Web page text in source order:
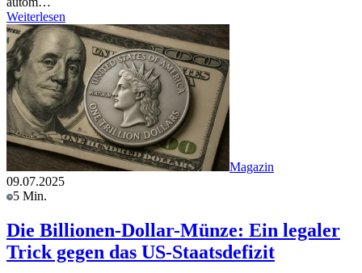
Weiterlesen
Magazin
09.07.2025
5 Min.
Die Billionen-Dollar-Münze: Ein legaler
Trick gegen das US-Staatsdefizit